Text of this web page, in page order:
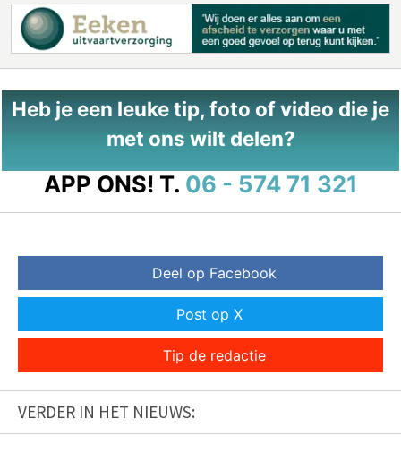
Heb je een leuke tip, foto of video die je
met ons wilt delen?
APP ONS! T. 06 - 574 71 321
Deel op Facebook
Post op X
Tip de redactie
VERDER IN HET NIEUWS: